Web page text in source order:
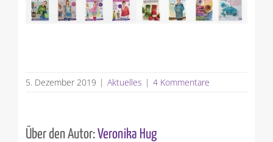
5. Dezember 2019 | Aktuelles | 4 Kommentare
Über den Autor:Veronika Hug